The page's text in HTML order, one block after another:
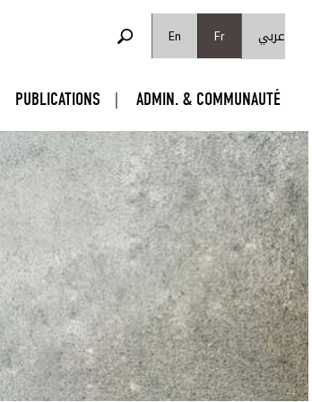
En
Fr عربي FORMULAIRE DE RECHERCHE
PUBLICATIONS ADMIN. & COMMUNAUTÉ